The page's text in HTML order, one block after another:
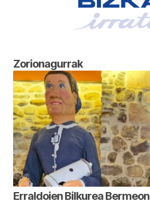
Zorionagurrak
Erraldoien Bilkurea Bermeon